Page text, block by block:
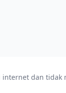
dan